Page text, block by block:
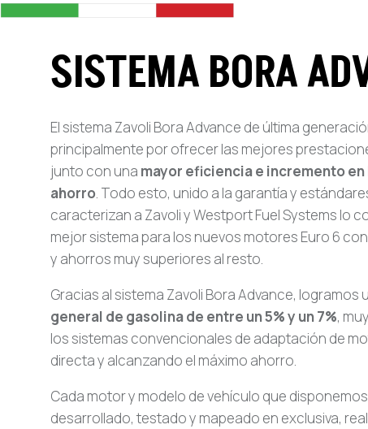
SISTEMA BORA
El sistema Zavoli Bora Advance de última
principalmente por ofrecer las mejores
junto con una mayor eficiencia e incremento
ahorro. Todo esto, unido a la garantía y
caracterizan a Zavoli y Westport Fuel Systems lo
mejor sistema para los nuevos motores Euro 6
y ahorros muy superiores al resto.
Gracias al sistema Zavoli Bora Advance, logramos
general de gasolina de entre un 5% y un 7%,
los sistemas convencionales de adaptación de
directa y alcanzando el máximo ahorro.
Cada motor y modelo de vehículo que
desarrollado, testado y mapeado en exclusiva,